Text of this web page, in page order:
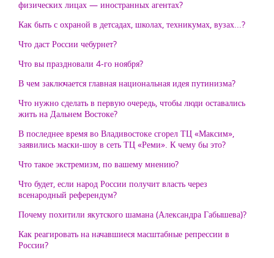
физических лицах — иностранных агентах?
Как быть с охраной в детсадах, школах, техникумах, вузах...?
Что даст России чебурнет?
Что вы праздновали 4-го ноября?
В чем заключается главная национальная идея путинизма?
Что нужно сделать в первую очередь, чтобы люди оставались
жить на Дальнем Востоке?
В последнее время во Владивостоке сгорел ТЦ «Максим»,
заявились маски-шоу в сеть ТЦ «Реми». К чему бы это?
Что такое экстремизм, по вашему мнению?
Что будет, если народ России получит власть через
всенародный референдум?
Почему похитили якутского шамана (Александра Габышева)?
Как реагировать на начавшиеся масштабные репрессии в
России?